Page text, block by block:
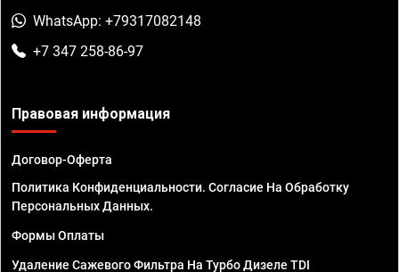
WhatsApp: +79317082148
+7 347 258-86-97
Правовая информация
Договор-Оферта
Политика Конфиденциальности. Согласие На Обработку
Персональных Данных.
Формы Оплаты
Удаление Сажевого Фильтра На Турбо Дизеле TDI